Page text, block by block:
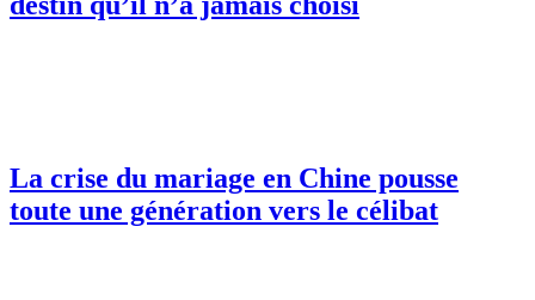
La crise du mariage en Chine pousse
toute une génération vers le célibat